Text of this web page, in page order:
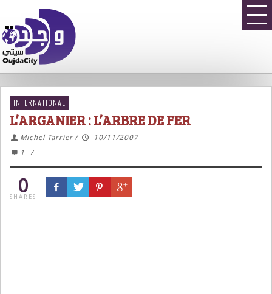
INTERNATIONAL
L’ARGANIER : L’ARBRE DE FER
Michel Tarrier /
10/11/2007
1
/
0
SHARES